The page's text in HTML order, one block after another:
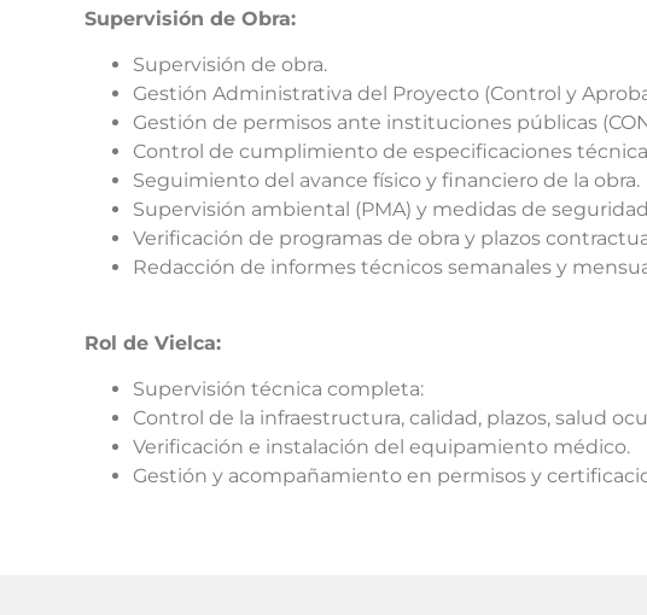
Supervisión de Obra:
Supervisión de obra.
Gestión Administrativa del Proyecto (Control y
Gestión de permisos ante instituciones públicas
Control de cumplimiento de especificaciones
Seguimiento del avance físico y financiero de la obra.
Supervisión ambiental (PMA) y medidas de
Verificación de programas de obra y plazos
Redacción de informes técnicos semanales y
Rol de Vielca:
Supervisión técnica completa:
Control de la infraestructura, calidad, plazos, salud
Verificación e instalación del equipamiento médico.
Gestión y acompañamiento en permisos y